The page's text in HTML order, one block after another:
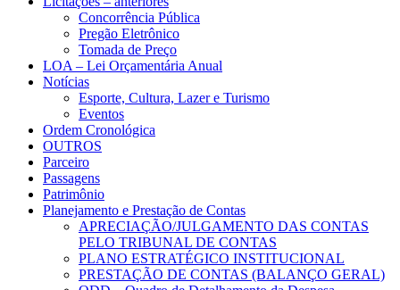
Concorrência Pública
Pregão Eletrônico
Tomada de Preço
LOA – Lei Orçamentária Anual
Notícias
Esporte, Cultura, Lazer e Turismo
Eventos
Ordem Cronológica
OUTROS
Parceiro
Passagens
Patrimônio
Planejamento e Prestação de Contas
APRECIAÇÃO/JULGAMENTO DAS CONTAS
PELO TRIBUNAL DE CONTAS
PLANO ESTRATÉGICO INSTITUCIONAL
PRESTAÇÃO DE CONTAS (BALANÇO GERAL)